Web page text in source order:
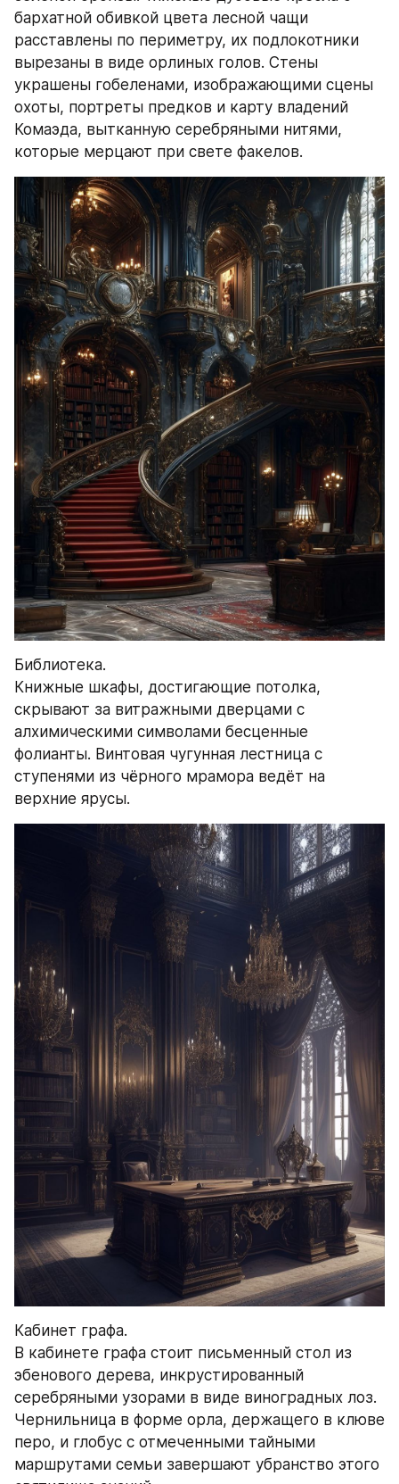
бархатной обивкой цвета лесной чащи
расставлены по периметру, их подлокотники
вырезаны в виде орлиных голов. Стены
украшены гобеленами, изображающими сцены
охоты, портреты предков и карту владений
Комаэда, вытканную серебряными нитями,
которые мерцают при свете факелов.
Библиотека.
Книжные шкафы, достигающие потолка,
скрывают за витражными дверцами с
алхимическими символами бесценные
фолианты. Винтовая чугунная лестница с
ступенями из чёрного мрамора ведёт на
верхние ярусы.
Кабинет графа.
В кабинете графа стоит письменный стол из
эбенового дерева, инкрустированный
серебряными узорами в виде виноградных лоз.
Чернильница в форме орла, держащего в клюве
перо, и глобус с отмеченными тайными
маршрутами семьи завершают убранство этого